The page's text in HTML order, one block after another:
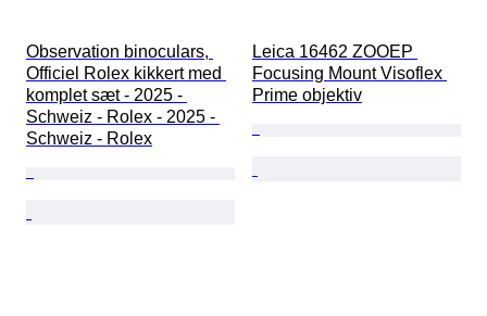
Observation binoculars,
Officiel Rolex kikkert med
komplet sæt - 2025 -
Schweiz - Rolex - 2025 -
Schweiz - Rolex
Leica 16462 ZOOEP
Focusing Mount Visoflex
Prime objektiv